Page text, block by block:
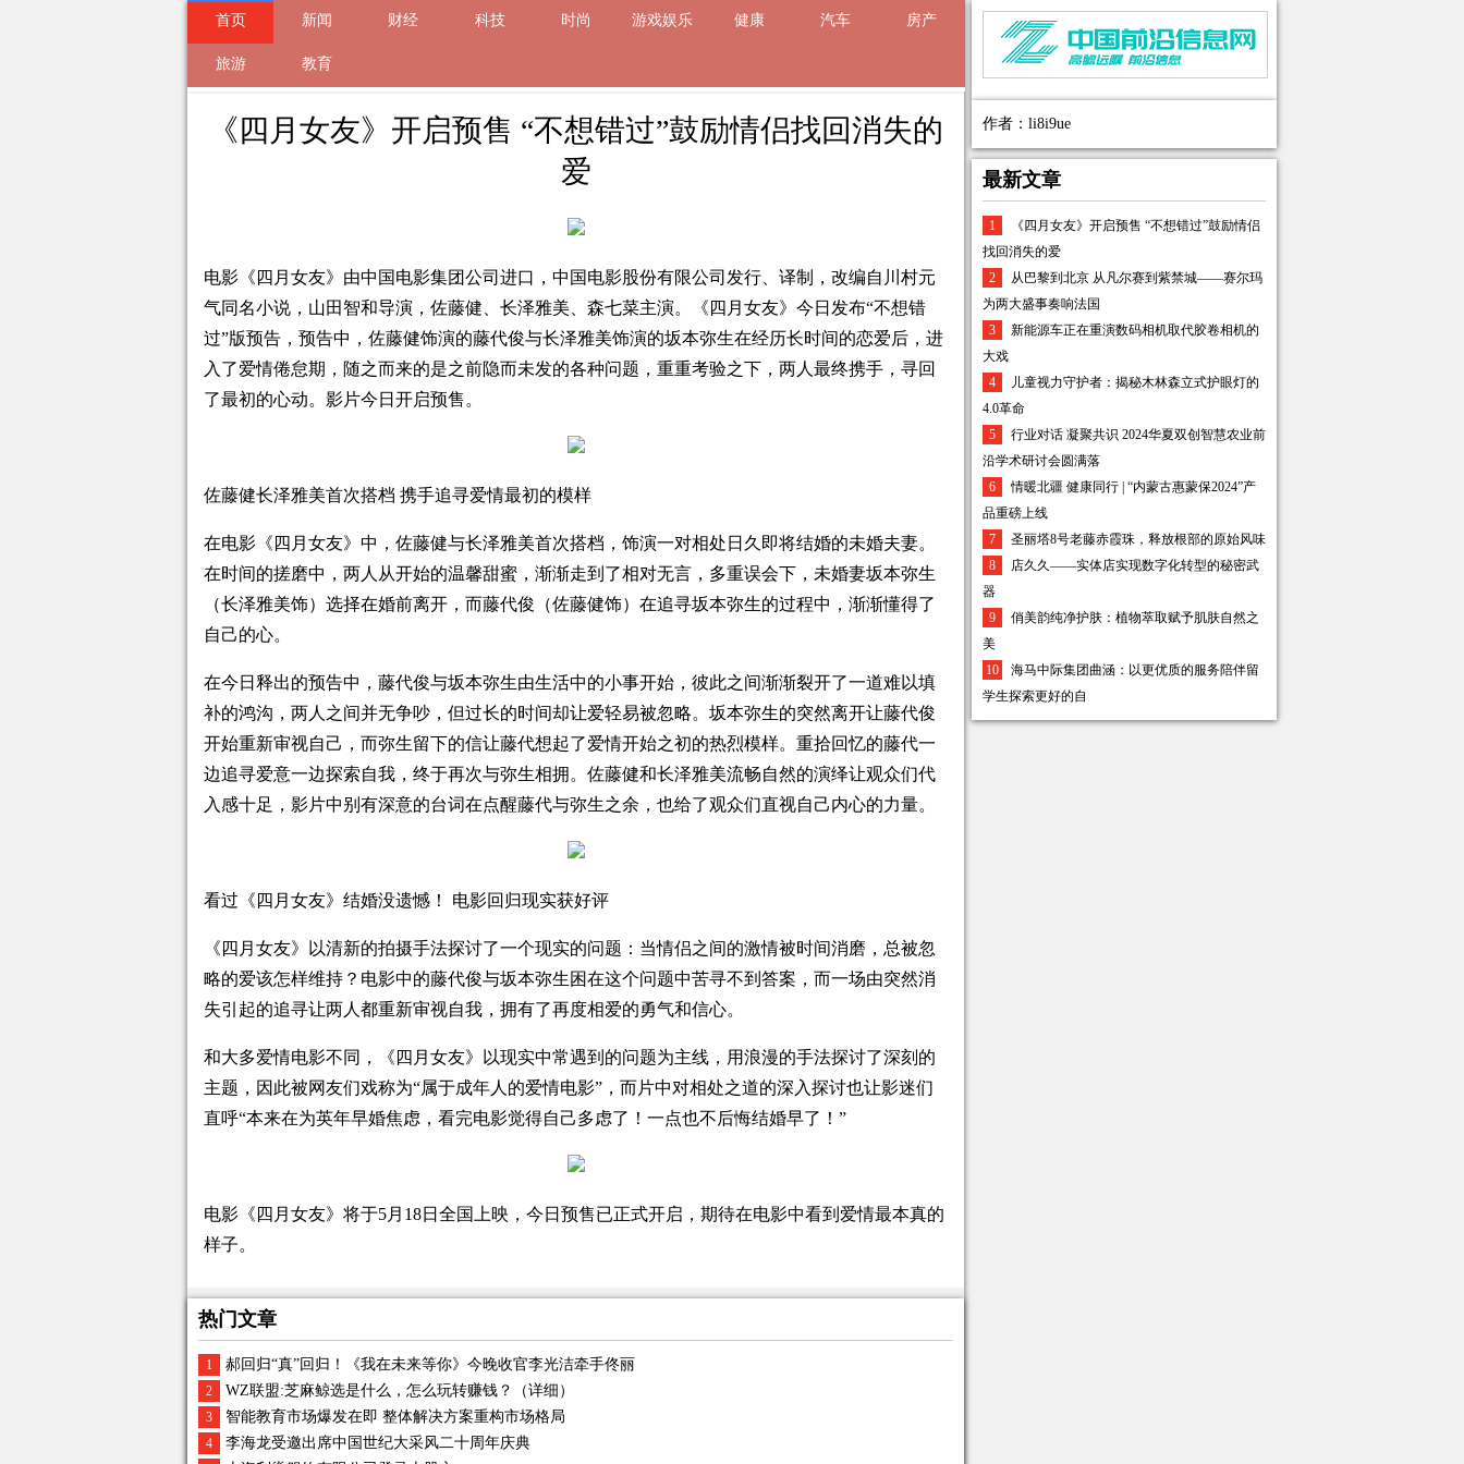
首页 新闻 财经 科技 时尚 游戏娱乐 健康 汽车 房产
旅游 教育
来自 2024-05-13 11:03 的文章
《四月女友》开启预售 “不想错过”鼓励情侣找回消失的
爱
电影《四月女友》由中国电影集团公司进口，中国电影股份有限公司发行、译制，改编自川村元
气同名小说，山田智和导演，佐藤健、长泽雅美、森七菜主演。《四月女友》今日发布“不想错
过”版预告，预告中，佐藤健饰演的藤代俊与长泽雅美饰演的坂本弥生在经历长时间的恋爱后，进
入了爱情倦怠期，随之而来的是之前隐而未发的各种问题，重重考验之下，两人最终携手，寻回
了最初的心动。影片今日开启预售。
佐藤健长泽雅美首次搭档 携手追寻爱情最初的模样
在电影《四月女友》中，佐藤健与长泽雅美首次搭档，饰演一对相处日久即将结婚的未婚夫妻。
在时间的搓磨中，两人从开始的温馨甜蜜，渐渐走到了相对无言，多重误会下，未婚妻坂本弥生
（长泽雅美饰）选择在婚前离开，而藤代俊（佐藤健饰）在追寻坂本弥生的过程中，渐渐懂得了
自己的心。
在今日释出的预告中，藤代俊与坂本弥生由生活中的小事开始，彼此之间渐渐裂开了一道难以填
补的鸿沟，两人之间并无争吵，但过长的时间却让爱轻易被忽略。坂本弥生的突然离开让藤代俊
开始重新审视自己，而弥生留下的信让藤代想起了爱情开始之初的热烈模样。重拾回忆的藤代一
边追寻爱意一边探索自我，终于再次与弥生相拥。佐藤健和长泽雅美流畅自然的演绎让观众们代
入感十足，影片中别有深意的台词在点醒藤代与弥生之余，也给了观众们直视自己内心的力量。
看过《四月女友》结婚没遗憾！ 电影回归现实获好评
《四月女友》以清新的拍摄手法探讨了一个现实的问题：当情侣之间的激情被时间消磨，总被忽
略的爱该怎样维持？电影中的藤代俊与坂本弥生困在这个问题中苦寻不到答案，而一场由突然消
失引起的追寻让两人都重新审视自我，拥有了再度相爱的勇气和信心。
和大多爱情电影不同，《四月女友》以现实中常遇到的问题为主线，用浪漫的手法探讨了深刻的
主题，因此被网友们戏称为“属于成年人的爱情电影”，而片中对相处之道的深入探讨也让影迷们
直呼“本来在为英年早婚焦虑，看完电影觉得自己多虑了！一点也不后悔结婚早了！”
电影《四月女友》将于5月18日全国上映，今日预售已正式开启，期待在电影中看到爱情最本真的
样子。
热门文章
1 郝回归“真”回归！《我在未来等你》今晚收官李光洁牵手佟丽
2 WZ联盟:芝麻鲸选是什么，怎么玩转赚钱？（详细）
3 智能教育市场爆发在即 整体解决方案重构市场格局
4 李海龙受邀出席中国世纪大采风二十周年庆典
作者：li8i9ue
最新文章
1
《四月女友》开启预售 “不想错过”鼓励情侣
找回消失的爱
2
从巴黎到北京 从凡尔赛到紫禁城——赛尔玛
为两大盛事奏响法国
3
新能源车正在重演数码相机取代胶卷相机的
大戏
4
儿童视力守护者：揭秘木林森立式护眼灯的
4.0革命
5
行业对话 凝聚共识 2024华夏双创智慧农业前
沿学术研讨会圆满落
6
情暖北疆 健康同行 | “内蒙古惠蒙保2024”产
品重磅上线
7
圣丽塔8号老藤赤霞珠，释放根部的原始风味
8
店久久——实体店实现数字化转型的秘密武
器
9
俏美韵纯净护肤：植物萃取赋予肌肤自然之
美
10
海马中际集团曲涵：以更优质的服务陪伴留
学生探索更好的自